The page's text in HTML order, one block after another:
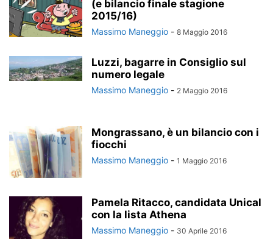
(e bilancio finale stagione
2015/16)
Massimo Maneggio - 8 Maggio 2016
Luzzi, bagarre in Consiglio sul
numero legale
Massimo Maneggio - 2 Maggio 2016
Mongrassano, è un bilancio con i
fiocchi
Massimo Maneggio - 1 Maggio 2016
Pamela Ritacco, candidata Unical
con la lista Athena
Massimo Maneggio - 30 Aprile 2016